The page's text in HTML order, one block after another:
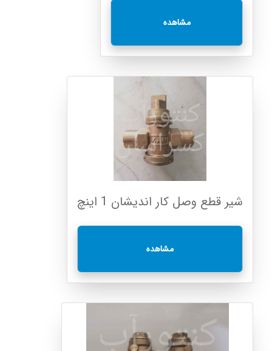
مشاهده
شیر قطع وصل کار اندیشان 1 اینچ
مشاهده